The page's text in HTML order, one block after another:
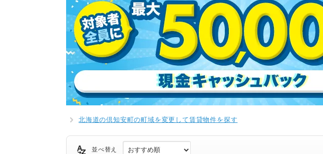
北海道の倶知安町の町域を変更して賃貸物件を探す
並べ替え